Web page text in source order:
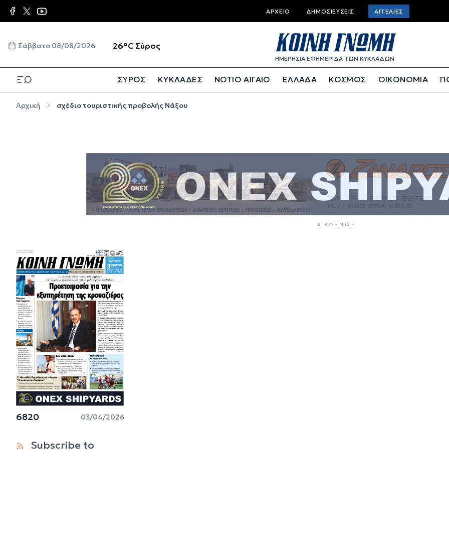
Παράκαμψη προς το κυρίως περιεχόμενο Top bar menu
ΑΡΧΕΊΟ ΔΗΜΟΣΙΕΎΣΕΙΣ ΑΓΓΕΛΊΕΣ
Σάββατο 08/08/2026 26°C Σύρος
ΗΜΕΡΗΣΙΑ ΕΦΗΜΕΡΙΔΑ ΤΩΝ ΚΥΚΛΑΔΩΝ
ΣΥΡΟΣ ΚΥΚΛΑΔΕΣ ΝΟΤΙΟ ΑΙΓΑΙΟ ΕΛΛΑΔΑ ΚΟΣΜΟΣ ΟΙΚΟΝΟΜΙΑ
Αρχική σχέδιο τουριστικής προβολής Νάξου
ΔΙΑΦΉΜΙΣΗ
6820 03/04/2026
Subscribe to